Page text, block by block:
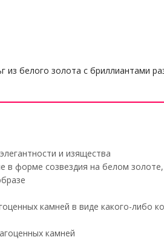
из белого золота с бриллиантами
и изящества
в форме созвездия на белом
камней в виде какого-либо
камней